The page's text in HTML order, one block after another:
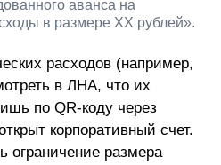
аванса на
в размере ХХ рублей».
расходов (например,
в ЛНА, что их
по QR-коду через
корпоративный счет.
ограничение размера